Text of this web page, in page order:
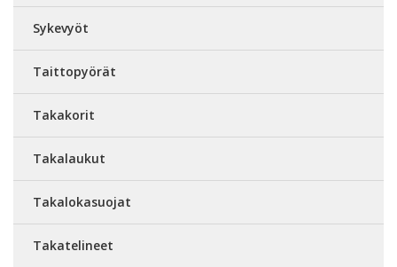
Sykevyöt
Taittopyörät
Takakorit
Takalaukut
Takalokasuojat
Takatelineet